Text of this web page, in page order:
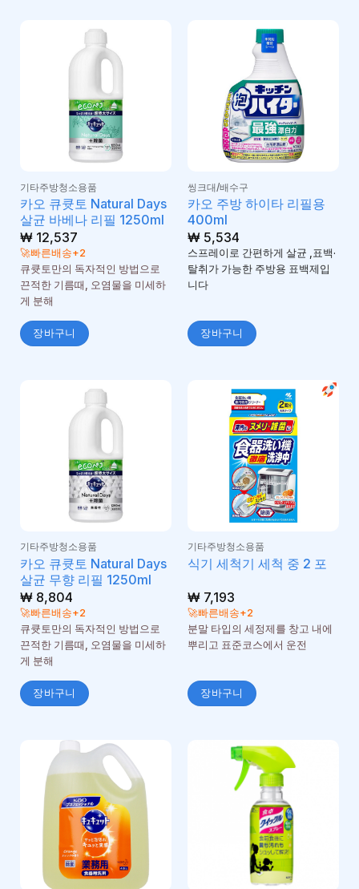
기타주방청소용품
카오 큐큣토 Natural Days
살균 바베나 리필 1250ml
₩12,537
🚀빠른배송+2
큐큣토만의 독자적인 방법으로
끈적한 기름때, 오염물을 미세하
게 분해
장바구니
씽크대/배수구
카오 주방 하이타 리필용
400ml
₩5,534
스프레이로 간편하게 살균 ,표백·
탈취가 가능한 주방용 표백제입
니다
장바구니
기타주방청소용품
카오 큐큣토 Natural Days
살균 무향 리필 1250ml
₩8,804
🚀빠른배송+2
큐큣토만의 독자적인 방법으로
끈적한 기름때, 오염물을 미세하
게 분해
장바구니
기타주방청소용품
식기 세척기 세척 중 2 포
₩7,193
🚀빠른배송+2
분말 타입의 세정제를 창고 내에
뿌리고 표준코스에서 운전
장바구니